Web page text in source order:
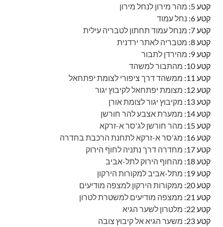
קטע 5:
מהר מירון לנחל מירון
קטע 6:
נחל עמוד
קטע 7:
מנחל עמוד תחתון לטבריה עילית
קטע 8:
מטבריה לאתר ירדנית
קטע 9:
מהירדן לתבור
קטע 10:
מהתבור למשהד
קטע 11:
ממשהד דרך ציפורי לצומת יפתחאל
קטע 12:
מצומת יפתחאל לקיבוץ יגור
קטע 13:
מקיבוץ יגור לצומת אורן
קטע 14:
ממערת אצבע להר חורשן
קטע 15:
מהר חורשן לג'סר א-זרקא
קטע 16:
מג'סר א-זרקא לתחנת הרכבת בחדרה
קטע 17:
מחדרה דרך נתניה לחוף הירוק
קטע 18:
מהחוף הירוק לתל-אביב
קטע 19:
מתל-אביב למקורות הירקון
קטע 20:
ממקורות הירקון למצפה מודיעים
קטע 21:
ממצפה מודיעים למשטרת לטרון
קטע 22:
מלטרון לשער הגיא
קטע 23:
משער הגיא אל קיבוץ צובה